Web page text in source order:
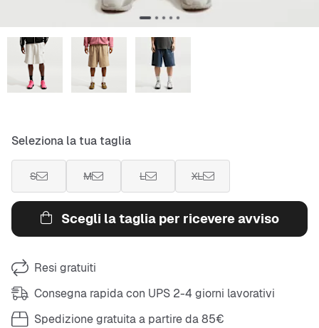
Seleziona la tua taglia
S M L XL
Scegli la taglia per ricevere avviso
Resi gratuiti
Consegna rapida con UPS 2-4 giorni lavorativi
Spedizione gratuita a partire da 85€